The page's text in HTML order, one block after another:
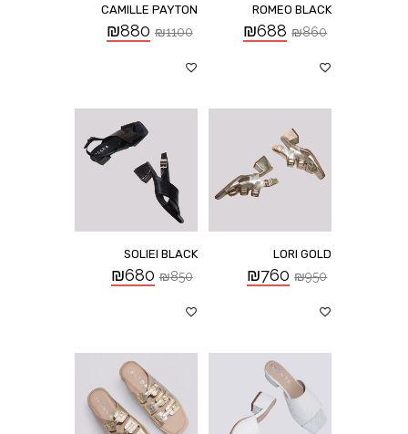
ROMEO BLACK
₪860
₪688
CAMILLE PAYTON
₪1100
₪880
LORI GOLD
₪950
₪760
SOLIEI BLACK
₪850
₪680